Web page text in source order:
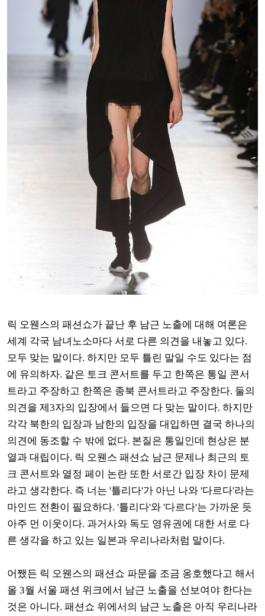
릭 오웬스의 패션쇼가 끝난 후 남근 노출에 대해 여론은
세계 각국 남녀노소마다 서로 다른 의견을 내놓고 있다.
모두 맞는 말이다. 하지만 모두 틀린 말일 수도 있다는 점
에 유의하자. 같은 토크 콘서트를 두고 한쪽은 통일 콘서
트라고 주장하고 한쪽은 종북 콘서트라고 주장한다. 둘의
의견을 제3자의 입장에서 들으면 다 맞는 말이다. 하지만
각각 북한의 입장과 남한의 입장을 대입하면 결국 하나의
의견에 동조할 수 밖에 없다. 본질은 통일인데 현상은 분
열과 대립이다. 릭 오웬스 패션쇼 남근 문제나 최근의 토
크 콘서트와 열정 페이 논란 또한 서로간 입장 차이 문제
라고 생각한다. 즉 너는 '틀리다'가 아닌 나와 '다르다'라는
마인드 전환이 필요하다. '틀리다'와 '다르다'는 가까운 듯
아주 먼 이웃이다. 과거사와 독도 영유권에 대한 서로 다
른 생각을 하고 있는 일본과 우리나라처럼 말이다.
어쨌든 릭 오웬스의 패션쇼 파문을 조금 옹호했다고 해서
올 3월 서울 패션 위크에서 남근 노출을 선보여야 한다는
것은 아니다. 패션쇼 위에서의 남근 노출은 아직 우리나라